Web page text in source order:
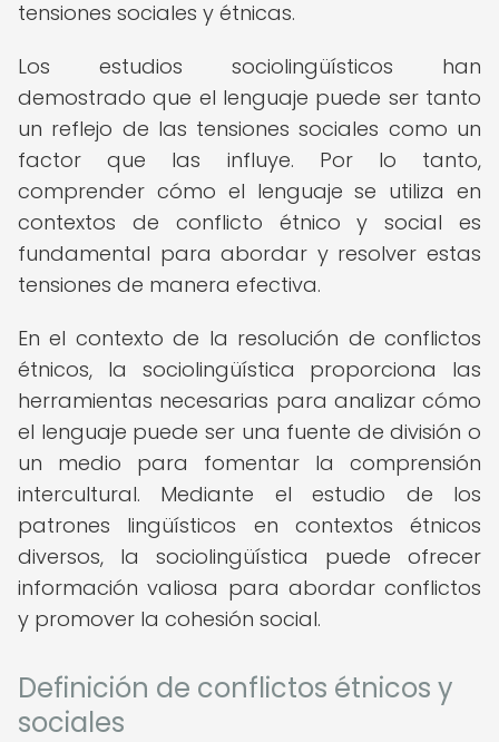
tensiones sociales y étnicas.
Los estudios sociolingüísticos han
demostrado que el lenguaje puede ser tanto
un reflejo de las tensiones sociales como un
factor que las influye. Por lo tanto,
comprender cómo el lenguaje se utiliza en
contextos de conflicto étnico y social es
fundamental para abordar y resolver estas
tensiones de manera efectiva.
En el contexto de la resolución de conflictos
étnicos, la sociolingüística proporciona las
herramientas necesarias para analizar cómo
el lenguaje puede ser una fuente de división o
un medio para fomentar la comprensión
intercultural. Mediante el estudio de los
patrones lingüísticos en contextos étnicos
diversos, la sociolingüística puede ofrecer
información valiosa para abordar conflictos
y promover la cohesión social.
Definición de conflictos étnicos y
sociales